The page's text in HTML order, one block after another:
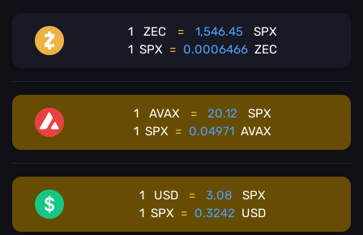
1 ZEC = 1,546.45
SPX
1 SPX = 0.0006466 ZEC
1 AVAX = 20.12
SPX
1 SPX = 0.04971 AVAX
1 USD = 3.08
SPX
1 SPX = 0.3242 USD